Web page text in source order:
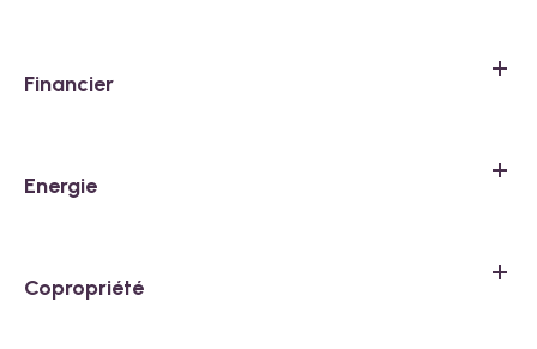
Financier
Energie
Copropriété